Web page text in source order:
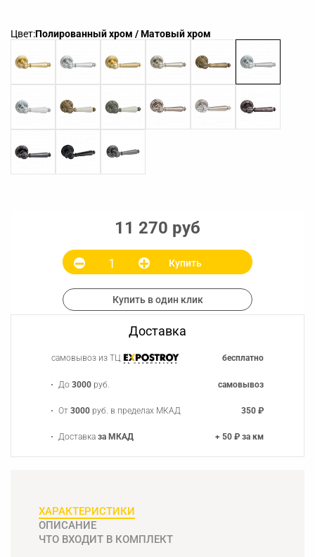
Цвет:Полированный хром / Матовый хром
11 270 руб
Купить
Купить в один клик
Доставка
самовывоз из ТЦ бесплатно
До3000 руб. самовывоз
От3000 руб. в пределах МКАД 350 ₽
Доставказа МКАД + 50 ₽ за км
ХАРАКТЕРИСТИКИ
ОПИСАНИЕ
ЧТО ВХОДИТ В КОМПЛЕКТ